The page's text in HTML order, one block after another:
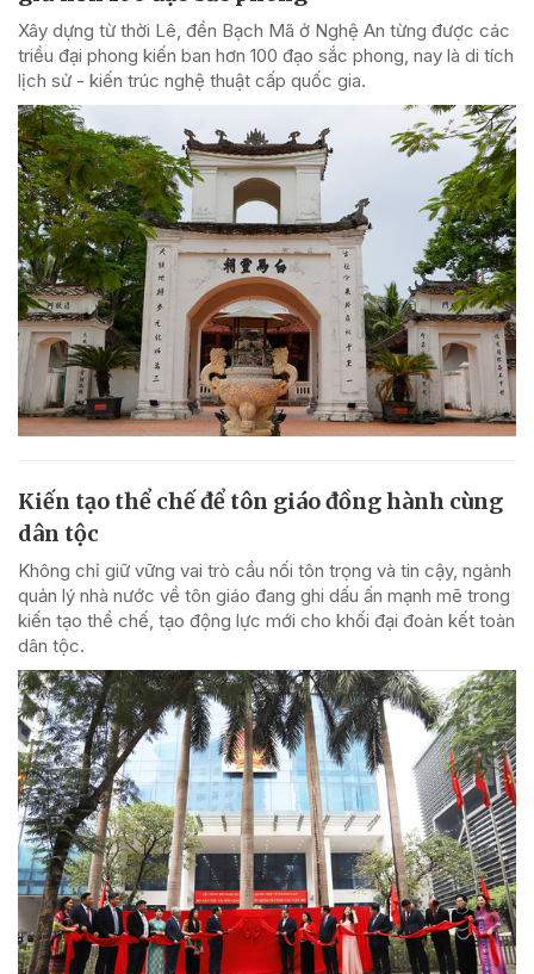
Xây dựng từ thời Lê, đền Bạch Mã ở Nghệ An từng được các
triều đại phong kiến ban hơn 100 đạo sắc phong, nay là di tích
lịch sử - kiến trúc nghệ thuật cấp quốc gia.
Kiến tạo thể chế để tôn giáo đồng hành cùng
dân tộc
Không chỉ giữ vững vai trò cầu nối tôn trọng và tin cậy, ngành
quản lý nhà nước về tôn giáo đang ghi dấu ấn mạnh mẽ trong
kiến tạo thể chế, tạo động lực mới cho khối đại đoàn kết toàn
dân tộc.